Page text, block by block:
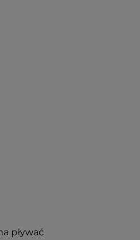
pływać